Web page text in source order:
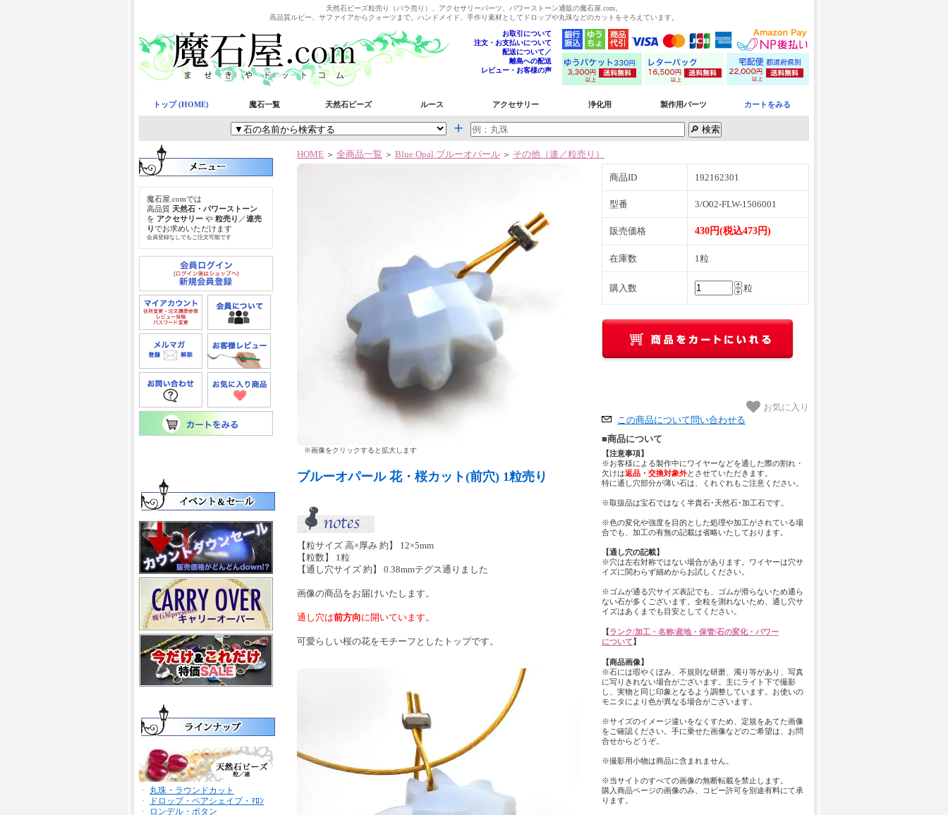
天然石ビーズ粒売り（バラ売り）、アクセサリーパーツ、パワーストーン通販の魔石屋.com。
高品質ルビー、サファイアからクォーツまで。ハンドメイド、手作り素材としてドロップや丸珠などのカットをそろえています。
お取引について
注文・お支払いについて
配送について／
離島への配送
レビュー・お客様の声
トップ (HOME) 魔石一覧 天然石ビーズ ルース アクセサリー 浄化用 製作用パーツ カートをみる
＋
魔石屋.comでは
高品質 天然石・パワーストーン
を アクセサリー や 粒売り ／連売
りでお求めいただけます
会員登録なしでもご注文可能です
・
丸珠・ラウンドカット
・
ドロップ・ペアシェイプ・ﾏﾛﾝ
・
ロンデル・ボタン
HOME ＞ 全商品一覧 ＞ Blue Opal ブルーオパール ＞ その他（連／粒売り）
※画像をクリックすると拡大します
ブルーオパール 花・桜カット(前穴) 1粒売り
【粒サイズ 高×厚み 約】 12×5mm
【粒数】 1粒
【通し穴サイズ 約】 0.38mmテグス通りました
画像の商品をお届けいたします。
通し穴は前方向に開いています。
可愛らしい桜の花をモチーフとしたトップです。
商品ID 192162301
型番 3/O02-FLW-1506001
販売価格 430円(税込473円)
在庫数 1粒
購入数 粒
お気に入り
この商品について問い合わせる
■商品について
【注意事項】
※お客様による製作中にワイヤーなどを通した際の割れ・
欠けは返品・交換対象外とさせていただきます。
特に通し穴部分が薄い石は、くれぐれもご注意ください。
※取扱品は宝石ではなく半貴石･天然石･加工石です。
※色の変化や強度を目的とした処理や加工がされている場
合でも、加工の有無の記載は省略いたしております。
【通し穴の記載】
※穴は左右対称ではない場合があります。ワイヤーは穴サ
イズに関わらず細めからお試しください。
※ゴムが通る穴サイズ表記でも、ゴムが滑らないため通ら
ない石が多くございます。全粒を測れないため、通し穴サ
イズはあくまでも目安としてください。
【ランク/加工・名称/産地・保管/石の変化・パワー
について】
【商品画像】
※石には瑕やくぼみ、不規則な研磨、濁り等があり、写真
に写りきれない場合がございます。主にライト下で撮影
し、実物と同じ印象となるよう調整しています。お使いの
モニタにより色が異なる場合がございます。
※サイズのイメージ違いをなくすため、定規をあてた画像
をご確認ください。手に乗せた画像などのご希望は、お問
合せからどうぞ。
※撮影用小物は商品に含まれません。
※当サイトのすべての画像の無断転載を禁止します。
購入商品ページの画像のみ、コピー許可を別途有料にて承
ります。